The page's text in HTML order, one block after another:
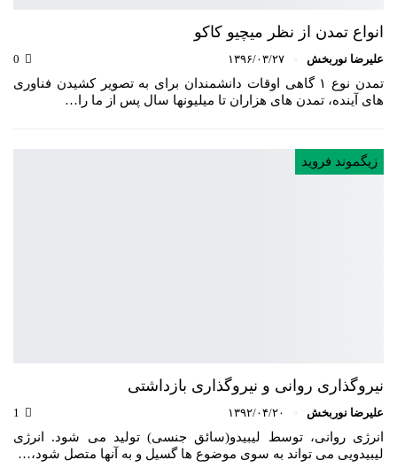
انواع تمدن از نظر میچیو کاکو
علیرضا نوربخش ۱۳۹۶/۰۳/۲۷
تمدن نوع ۱ گاهی اوقات دانشمندان برای به تصویر کشیدن فناوری
های آینده، تمدن های هزاران تا میلیونها سال پس از ما را…
زیگموند فروید
نیروگذاری روانی و نیروگذاری بازداشتی
علیرضا نوربخش ۱۳۹۲/۰۴/۲۰
انرژی روانی، توسط لیبیدو(سائق جنسی) تولید می شود. انرژی
لیبیدویی می تواند به سوی موضوع ها گسیل و به آنها متصل شود،…